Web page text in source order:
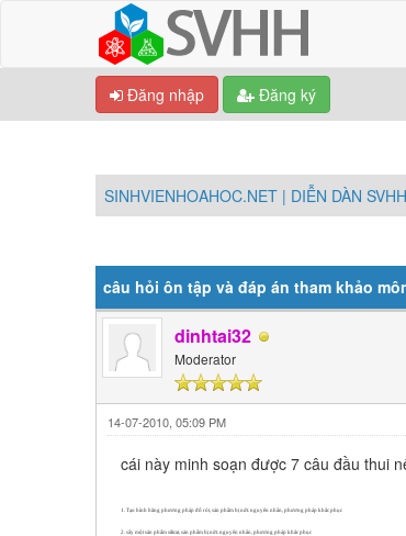
Đăng nhập Đăng ký
SINHVIENHOAHOC.NET | DIỄN DÀN
câu hỏi ôn tập và đáp án tham khảo
dinhtai32
Moderator
14-07-2010, 05:09 PM
cái này minh soạn được 7 câu đầu thui
1. Tạo hình bằng phương pháp đổ rót, sản phẩm bị nứt. nguyên nhân, phương pháp khắc phục
2. sấy một sản phẩm silicat, sản phẩm bị nứt. nguyên nhân, phương pháp khắc phục